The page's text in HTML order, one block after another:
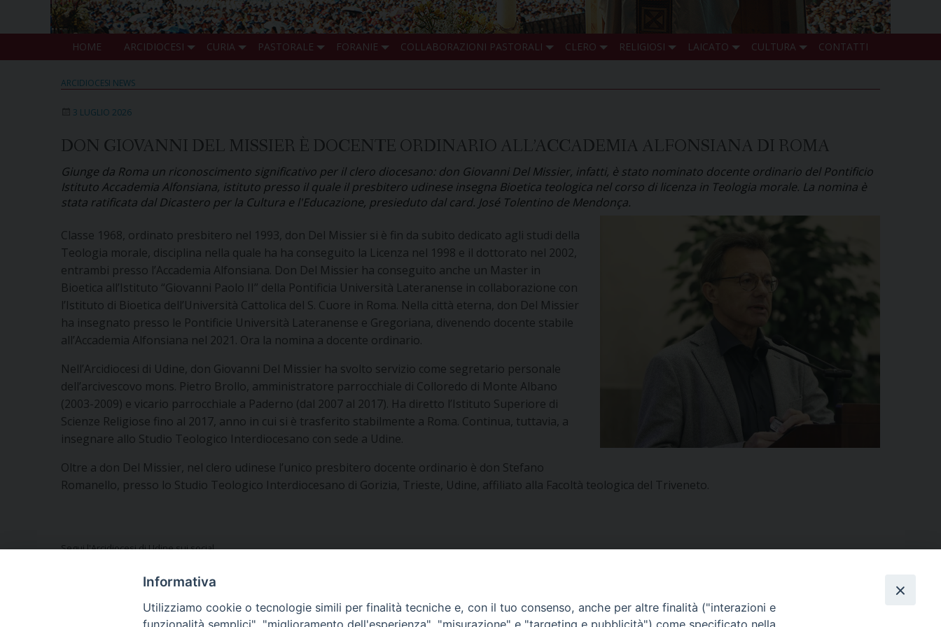
HOME ARCIDIOCESI CURIA PASTORALE FORANIE COLLABORAZIONI PASTORALI CLERO RELIGIOSI LAICATO CULTURA CONTATTI
ARCIDIOCESI NEWS
3 LUGLIO 2026
DON GIOVANNI DEL MISSIER È DOCENTE ORDINARIO ALL’ACCADEMIA ALFONSIANA DI ROMA
Giunge da Roma un riconoscimento significativo per il clero diocesano: don Giovanni Del Missier, infatti, è stato nominato docente ordinario del Pontificio
Istituto Accademia Alfonsiana, istituto presso il quale il presbitero udinese insegna Bioetica teologica nel corso di licenza in Teologia morale. La nomina è
stata ratificata dal Dicastero per la Cultura e l'Educazione, presieduto dal card. José Tolentino de Mendonça.
Classe 1968, ordinato presbitero nel 1993, don Del Missier si è fin da subito dedicato agli studi della
Teologia morale, disciplina nella quale ha ha conseguito la Licenza nel 1998 e il dottorato nel 2002,
entrambi presso l’Accademia Alfonsiana. Don Del Missier ha conseguito anche un Master in
Bioetica all’Istituto “Giovanni Paolo II” della Pontificia Università Lateranense in collaborazione con
l’Istituto di Bioetica dell’Università Cattolica del S. Cuore in Roma. Nella città eterna, don Del Missier
ha insegnato presso le Pontificie Università Lateranense e Gregoriana, divenendo docente stabile
all’Accademia Alfonsiana nel 2021. Ora la nomina a docente ordinario.
Nell’Arcidiocesi di Udine, don Giovanni Del Missier ha svolto servizio come segretario personale
dell’arcivescovo mons. Pietro Brollo, amministratore parrocchiale di Colloredo di Monte Albano
(2003-2009) e vicario parrocchiale a Paderno (dal 2007 al 2017). Ha diretto l’Istituto Superiore di
Scienze Religiose fino al 2017, anno in cui si è trasferito stabilmente a Roma. Continua, tuttavia, a
insegnare allo Studio Teologico Interdiocesano con sede a Udine.
Oltre a don Del Missier, nel clero udinese l’unico presbitero docente ordinario è don Stefano
Romanello, presso lo Studio Teologico Interdiocesano di Gorizia, Trieste, Udine, affiliato alla Facoltà teologica del Triveneto.
Segui l'Arcidiocesi di Udine sui social
Vuoi condividere questo articolo?
Informativa
Utilizziamo cookie o tecnologie simili per finalità tecniche e, con il tuo consenso, anche per altre finalità ("interazioni e